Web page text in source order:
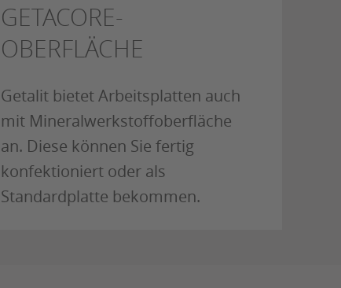
GETACORE-
OBERFLÄCHE
Getalit bietet Arbeitsplatten auch
mit Mineralwerkstoffoberfläche
an. Diese können Sie fertig
konfektioniert oder als
Standardplatte bekommen.